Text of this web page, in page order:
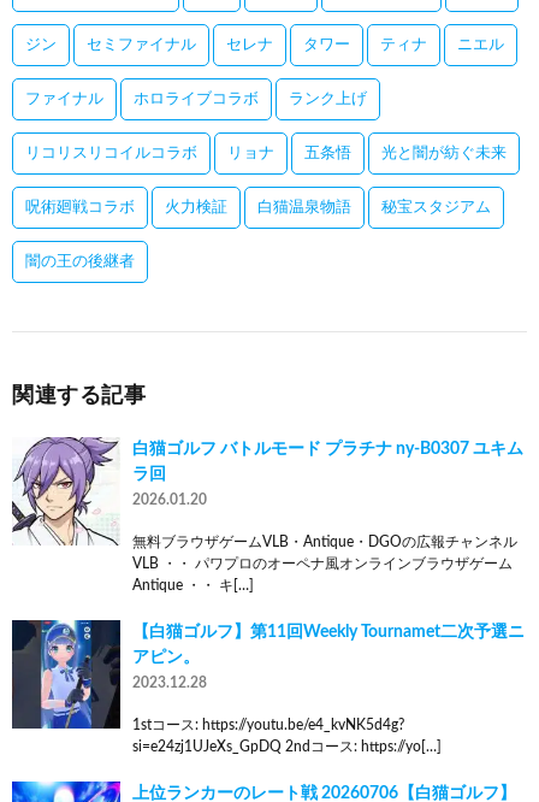
ジン セミファイナル セレナ タワー ティナ ニエル
ファイナル ホロライブコラボ ランク上げ
リコリスリコイルコラボ リョナ 五条悟 光と闇が紡ぐ未来
呪術廻戦コラボ 火力検証 白猫温泉物語 秘宝スタジアム
闇の王の後継者
関連する記事
白猫ゴルフ バトルモード プラチナ ny-B0307 ユキム
ラ回
2026.01.20
無料ブラウザゲームVLB・Antique・DGOの広報チャンネル
VLB ・・ パワプロのオーペナ風オンラインブラウザゲーム
Antique ・・ キ[…]
【白猫ゴルフ】第11回Weekly Tournamet二次予選ニ
アピン。
2023.12.28
1stコース: https://youtu.be/e4_kvNK5d4g?
si=e24zj1UJeXs_GpDQ 2ndコース: https://yo[…]
上位ランカーのレート戦 20260706【白猫ゴルフ】